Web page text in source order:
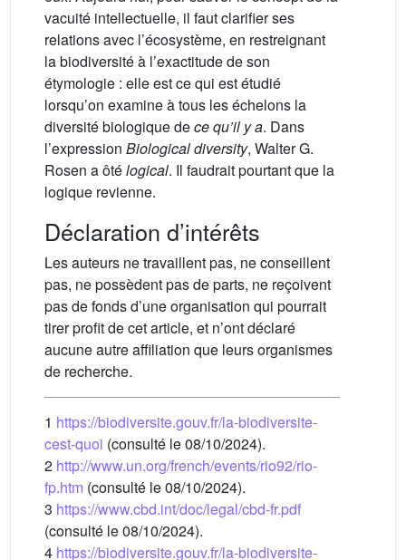
vacuité intellectuelle, il faut clarifier ses
relations avec l’écosystème, en restreignant
la biodiversité à l’exactitude de son
étymologie : elle est ce qui est étudié
lorsqu’on examine à tous les échelons la
diversité biologique dece qu’il y a. Dans
l’expression Biological diversity, Walter G.
Rosen a ôtélogical. Il faudrait pourtant que la
logique revienne.
Déclaration d’intérêts
Les auteurs ne travaillent pas, ne conseillent
pas, ne possèdent pas de parts, ne reçoivent
pas de fonds d’une organisation qui pourrait
tirer profit de cet article, et n’ont déclaré
aucune autre affiliation que leurs organismes
de recherche.
1 https://biodiversite.gouv.fr/la-biodiversite-
cest-quoi (consulté le 08/10/2024).
2 http://www.un.org/french/events/rio92/rio-
fp.htm (consulté le 08/10/2024).
3 https://www.cbd.int/doc/legal/cbd-fr.pdf
(consulté le 08/10/2024).
4 https://biodiversite.gouv.fr/la-biodiversite-